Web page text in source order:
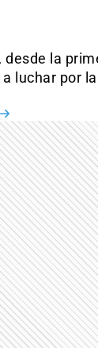
desde la
luchar por